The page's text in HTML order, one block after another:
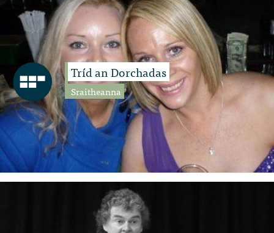
Tríd an Dorchadas
Sraitheanna